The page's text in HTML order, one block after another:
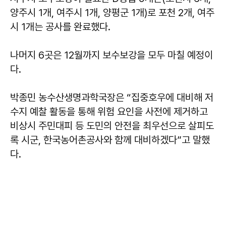
양주시 1개, 여주시 1개, 양평군 1개)로 포천 2개, 여주
시 1개는 공사를 완료했다.
나머지 6곳은 12월까지 보수보강을 모두 마칠 예정이
다.
박종민 농수산생명과학국장은 “집중호우에 대비해 저
수지 예찰 활동을 통해 위험 요인을 사전에 제거하고
비상시 주민대피 등 도민의 안전을 최우선으로 살피도
록 시군, 한국농어촌공사와 함께 대비하겠다”고 말했
다.